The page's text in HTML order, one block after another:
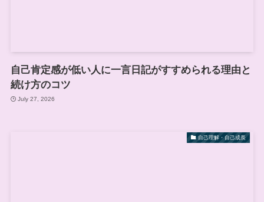
自己肯定感が低い人に一言日記がすすめられる理由と
続け方のコツ
July 27, 2026
自己理解・自己成長